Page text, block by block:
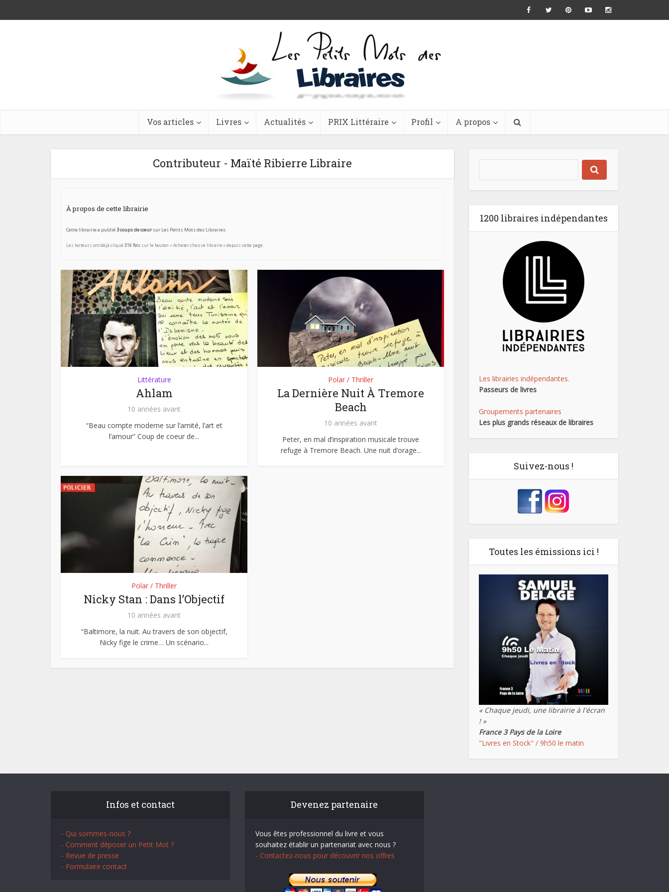
Vos articles Livres Actualités PRIX Littéraire Profil A propos
Contributeur - Maïté Ribierre Libraire
À propos de cette librairie
Cette librairie a publié3 coups de cœursur Les Petits Mots des Libraires.
Les lecteurs ont déjà cliqué 316 fois sur le bouton « Acheter chez ce libraire » depuis cette page.
Littérature
Ahlam
10 années avant
“Beau compte moderne sur l’amité, l’art et
l’amour” Coup de coeur de...
Polar / Thriller
La Dernière Nuit À Tremore
Beach
10 années avant
Peter, en mal d’inspiration musicale trouve
refuge à Tremore Beach. Une nuit d’orage...
Polar / Thriller
Nicky Stan : Dans l’Objectif
10 années avant
“Baltimore, la nuit. Au travers de son objectif,
Nicky fige le crime… Un scénario...
1200 libraires indépendantes
Les librairies indépendantes.
Passeurs de livres
Groupements partenaires
Les plus grands réseaux de libraires
Suivez-nous !
Toutes les émissions ici !
« Chaque jeudi, une librairie à l'écran
! »
France 3 Pays de la Loire
"Livres en Stock" / 9h50 le matin
Infos et contact
- Qui sommes-nous ?
- Comment déposer un Petit Mot ?
- Revue de presse
- Formulaire contact
Devenez partenaire
Vous êtes professionnel du livre et vous
souhaitez établir un partenariat avec nous ?
- Contactez-nous pour découvrir nos offres